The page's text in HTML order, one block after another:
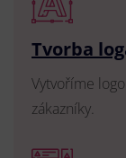
Tvorba
Vytvoříme
zákazníky.